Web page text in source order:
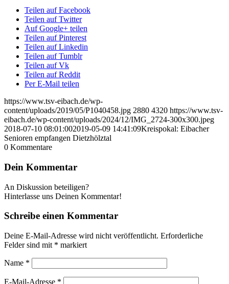
Teilen auf Facebook
Teilen auf Twitter
Auf Google+ teilen
Teilen auf Pinterest
Teilen auf Linkedin
Teilen auf Tumblr
Teilen auf Vk
Teilen auf Reddit
Per E-Mail teilen
https://www.tsv-eibach.de/wp-
content/uploads/2019/05/P1040458.jpg 2880 4320 https://www.tsv-
eibach.de/wp-content/uploads/2024/12/IMG_2724-300x300.jpeg
2018-07-10 08:01:002019-05-09 14:41:09Kreispokal: Eibacher
Senioren empfangen Dietzhölztal
0 Kommentare
Dein Kommentar
An Diskussion beteiligen?
Hinterlasse uns Deinen Kommentar!
Schreibe einen Kommentar
Deine E-Mail-Adresse wird nicht veröffentlicht. Erforderliche
Felder sind mit * markiert
Name *
E-Mail-Adresse *